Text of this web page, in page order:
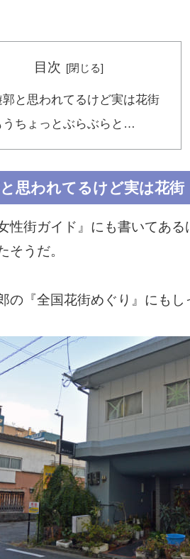
目次
郭と思われてるけど実は花街
うちょっとぶらぶらと…
思われてるけど実は花街
女性街ガイド』にも書いてあ
そうだ。
の『全国花街めぐり』にもし